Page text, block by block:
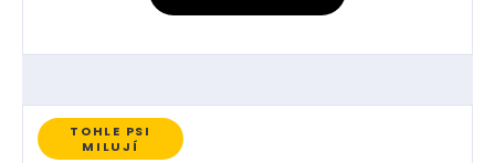
TOHLE PSI
MILUJÍ